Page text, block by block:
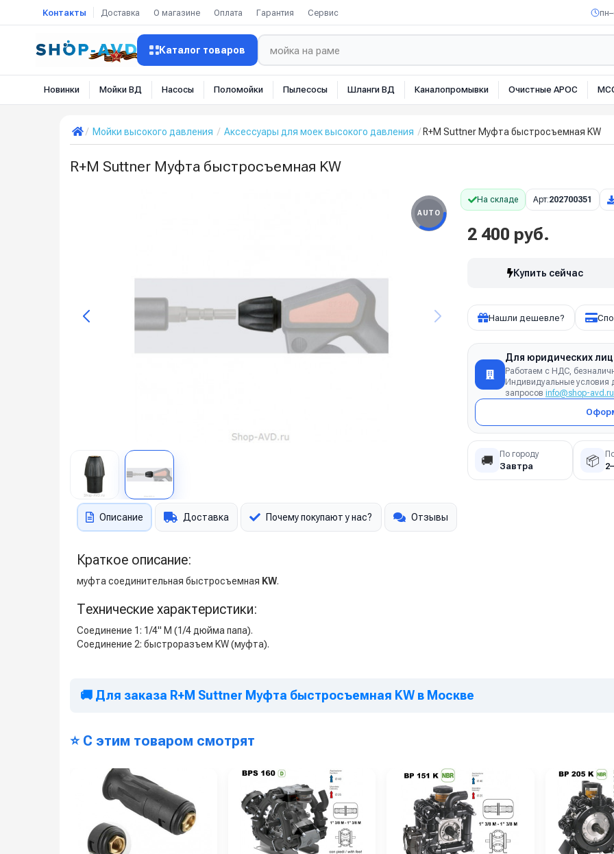
Контакты Доставка О магазине Оплата Гарантия Сервис
Каталог товаров
Новинки Мойки ВД Насосы Поломойки Пылесосы Шланги ВД Каналопромывки Очистные АРОС
Мойки высокого давления Аксессуары для моек высокого давления R+M Suttner Муфта быстросъемная KW
R+M Suttner Муфта быстросъемная KW
AUTO
На складе Арт:202700351
2 400 руб.
Купить сейчас
Нашли дешевле?
Для юридических лиц
Работаем с НДС,
Индивидуальные условия
запросов info@shop-avd.ru
🚚 По городу
Завтра 📦
Описание Доставка Почему покупают у нас? Отзывы
Краткое описание:
муфта соединительная быстросъемная KW.
Технические характеристики:
Соединение 1: 1/4" M (1/4 дюйма папа).
Соединение 2: быстроразъем KW (муфта).
🚚 Для заказа R+M Suttner Муфта быстросъемная KW в Москве
⭐ С этим товаром смотрят